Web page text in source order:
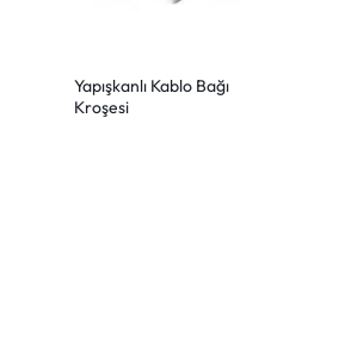
Yapışkanlı Kablo Bağı
Kroşesi